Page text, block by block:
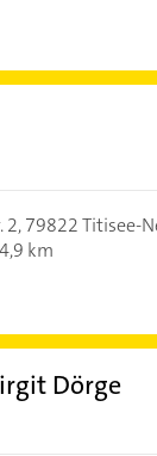
2,79822 Titisee-
4,9 km
Dörge